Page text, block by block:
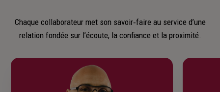
Chaque collaborateur met son savoir‑faire au service d’une
relation fondée sur l’écoute, la confiance et la proximité.